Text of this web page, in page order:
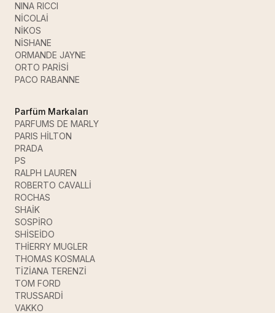
NINA RICCI
NİCOLAİ
NİKOS
NİSHANE
ORMANDE JAYNE
ORTO PARİSİ
PACO RABANNE
Parfüm Markaları
PARFUMS DE MARLY
PARIS HİLTON
PRADA
PS
RALPH LAUREN
ROBERTO CAVALLİ
ROCHAS
SHAİK
SOSPİRO
SHİSEİDO
THİERRY MUGLER
THOMAS KOSMALA
TİZİANA TERENZİ
TOM FORD
TRUSSARDİ
VAKKO